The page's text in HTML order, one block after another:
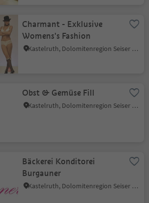
Charmant - Exklusive
Womens's Fashion
Kastelruth, Dolomitenregion Seiser Alm
Obst & Gemüse Fill
Kastelruth, Dolomitenregion Seiser Alm
Bäckerei Konditorei
Burgauner
Kastelruth, Dolomitenregion Seiser Alm